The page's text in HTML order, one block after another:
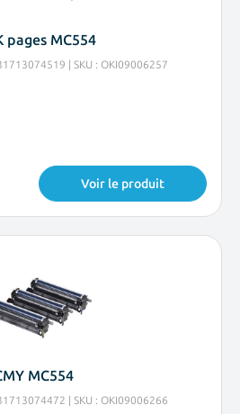
pages MC554
| SKU : OKI09006257
Voir le produit
MC554
| SKU : OKI09006266